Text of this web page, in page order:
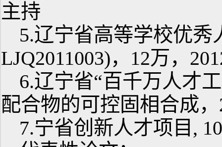
主持
5.辽宁省高等学校优
LJQ2011003)，12万，
6.辽宁省“百千万人才
配合物的可控固相合成
7.宁省创新人才项目,